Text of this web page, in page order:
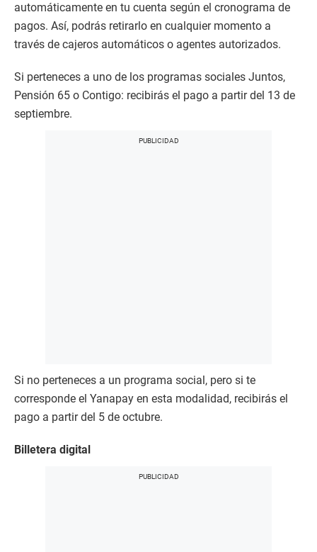
automáticamente en tu cuenta según el cronograma de
pagos. Así, podrás retirarlo en cualquier momento a
través de cajeros automáticos o agentes autorizados.
Si perteneces a uno de los programas sociales Juntos,
Pensión 65 o Contigo: recibirás el pago a partir del 13 de
septiembre.
Si no perteneces a un programa social, pero si te
corresponde el Yanapay en esta modalidad, recibirás el
pago a partir del 5 de octubre.
Billetera digital